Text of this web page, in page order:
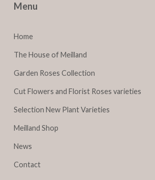
Menu
Home
The House of Meilland
Garden Roses Collection
Cut Flowers and Florist Roses varieties
Selection New Plant Varieties
Meilland Shop
News
Contact